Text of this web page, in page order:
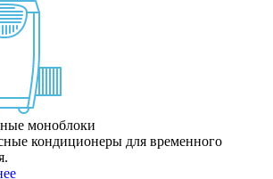
моноблоки
кондиционеры для временного